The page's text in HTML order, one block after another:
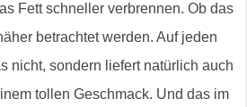
Fett schneller verbrennen. Ob das
betrachtet werden. Auf jeden
nicht, sondern liefert natürlich auch
tollen Geschmack. Und das im